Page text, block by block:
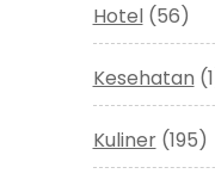
Hotel(56)
Kesehatan
Kuliner(195)